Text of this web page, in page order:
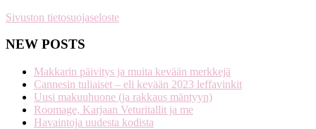
Sivuston tietosuojaseloste
NEW POSTS
Makkarin päivitys ja muita kevään merkkejä
Cannesin tuliaiset – eli kevään 2023 leffavinkit
Uusi makuuhuone (ja rakkaus mäntyyn)
Roomage, Karjaan Veturitallit ja me
Havaintoja uudesta kodista